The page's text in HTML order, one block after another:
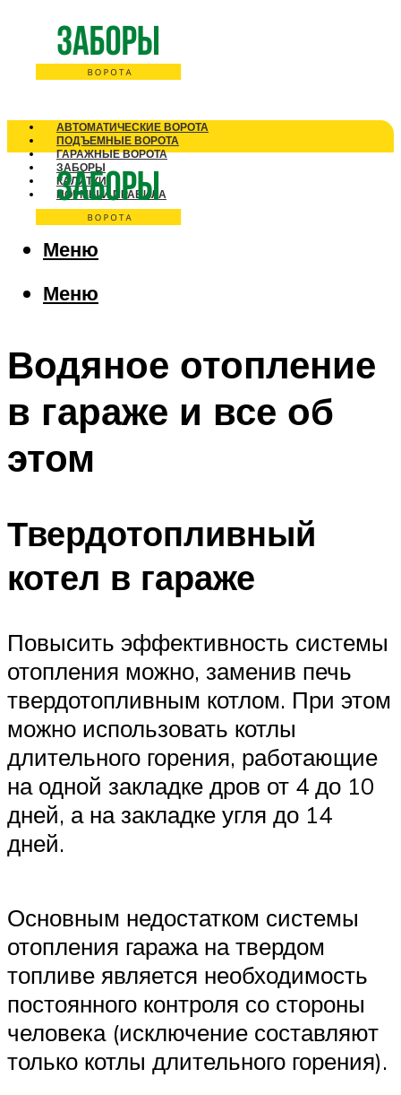
АВТОМАТИЧЕСКИЕ ВОРОТА
ПОДЪЕМНЫЕ ВОРОТА
ГАРАЖНЫЕ ВОРОТА
ЗАБОРЫ
КАЛИТКИ
НОРМЫ И ПРАВИЛА
Меню
Меню
Водяное отопление
в гараже и все об
этом
Твердотопливный
котел в гараже
Повысить эффективность системы
отопления можно, заменив печь
твердотопливным котлом. При этом
можно использовать котлы
длительного горения, работающие
на одной закладке дров от 4 до 10
дней, а на закладке угля до 14
дней.
Основным недостатком системы
отопления гаража на твердом
топливе является необходимость
постоянного контроля со стороны
человека (исключение составляют
только котлы длительного горения).